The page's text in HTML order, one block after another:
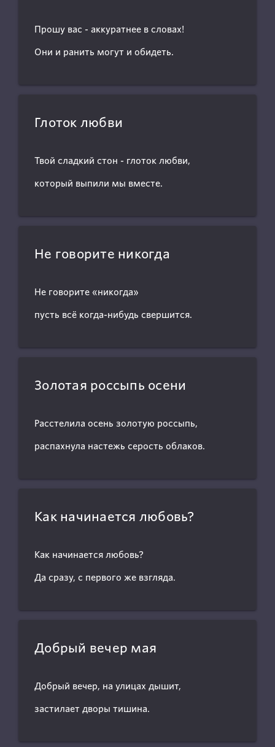
Прошу вас - аккуратнее в словах!
Они и ранить могут и обидеть.
Глоток любви
Твой сладкий стон - глоток любви,
который выпили мы вместе.
Не говорите никогда
Не говорите «никогда»
пусть всё когда-нибудь свершится.
Золотая россыпь осени
Расстелила осень золотую россыпь,
распахнула настежь серость облаков.
Как начинается любовь?
Как начинается любовь?
Да сразу, с первого же взгляда.
Добрый вечер мая
Добрый вечер, на улицах дышит,
застилает дворы тишина.